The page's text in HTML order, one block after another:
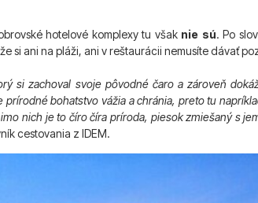
hotelové komplexy tu všaknie sú. Po
si ani na pláži, ani v reštaurácii nemusíte dávať
si zachoval svoje pôvodné čaro a zároveň
prírodné bohatstvo vážia a chránia, preto tu
nich je to číro číra príroda, piesok zmiešaný s
cestovania z IDEM.